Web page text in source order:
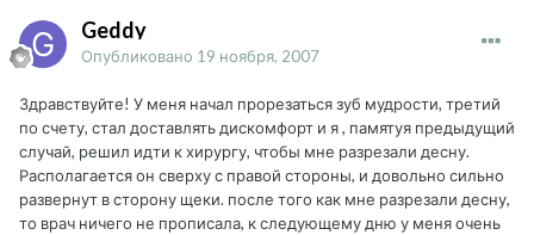
Geddy
Опубликовано 19 ноября, 2007
Здравствуйте! У меня начал прорезаться зуб мудрости, третий
по счету, стал доставлять дискомфорт и я , памятуя предыдущий
случай, решил идти к хирургу, чтобы мне разрезали десну.
Располагается он сверху с правой стороны, и довольно сильно
развернут в сторону щеки. после того как мне разрезали десну,
то врач ничего не прописала, к следующему дню у меня очень